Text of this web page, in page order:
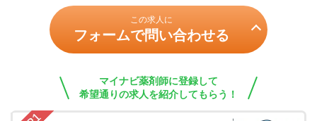
この求人に
フォームで問い合わせる
マイナビ薬剤師に登録して
希望通りの求人を紹介してもらう！